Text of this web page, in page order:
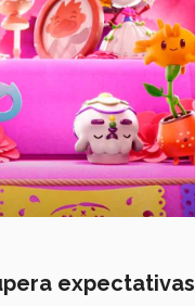
expectativas